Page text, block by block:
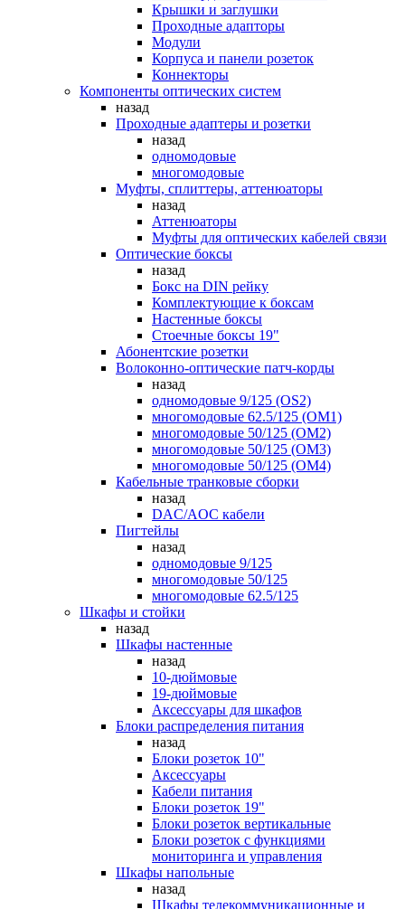
Крышки и заглушки
Проходные адапторы
Модули
Корпуса и панели розеток
Коннекторы
Компоненты оптических систем
назад
Проходные адаптеры и розетки
назад
одномодовые
многомодовые
Муфты, сплиттеры, аттенюаторы
назад
Аттенюаторы
Муфты для оптических кабелей связи
Оптические боксы
назад
Бокс на DIN рейку
Комплектующие к боксам
Настенные боксы
Стоечные боксы 19"
Абонентские розетки
Волоконно-оптические патч-корды
назад
одномодовые 9/125 (OS2)
многомодовые 62.5/125 (OM1)
многомодовые 50/125 (OM2)
многомодовые 50/125 (OM3)
многомодовые 50/125 (OM4)
Кабельные транковые сборки
назад
DAC/AOC кабели
Пигтейлы
назад
одномодовые 9/125
многомодовые 50/125
многомодовые 62.5/125
Шкафы и стойки
назад
Шкафы настенные
назад
10-дюймовые
19-дюймовые
Аксессуары для шкафов
Блоки распределения питания
назад
Блоки розеток 10"
Аксессуары
Кабели питания
Блоки розеток 19"
Блоки розеток вертикальные
Блоки розеток с функциями
мониторинга и управления
Шкафы напольные
назад
Шкафы телекоммуникационные и